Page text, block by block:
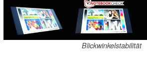
Blickwinkelstabilität